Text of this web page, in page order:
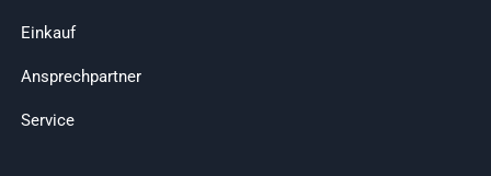
Einkauf
Ansprechpartner
Service